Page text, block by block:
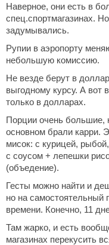
Наверное, они есть в
спец.спортмагазинах.
задумывались.
Рупии в аэропорту
небольшую комиссию.
Не везде берут в
выгодному курсу. А вот
только в долларах.
Порции очень большие,
основном брали карри.
мисок: с курицей,
с соусом + лепешки
(объедение).
Гесты можно найти и
но на самостоятельный
времени. Конечно, 11
Там жарко, и есть
магазинах перекусить